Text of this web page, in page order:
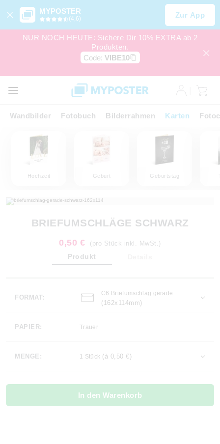
MYPOSTER
(4,6) Zur App
NUR NOCH HEUTE: Sichere Dir 10% EXTRA ab 2
Produkten.
Code: VIBE10
Wandbilder Fotobuch Bilderrahmen Karten
Hochzeit Geburt Geburtstag
BRIEFUMSCHLÄGE SCHWARZ
0,50 € (pro Stück inkl. MwSt.)
Produkt
FORMAT:
C6 Briefumschlag gerade
(162x114mm)
PAPIER: Trauer
MENGE: 1 Stück (à 0,50 €)
In den Warenkorb